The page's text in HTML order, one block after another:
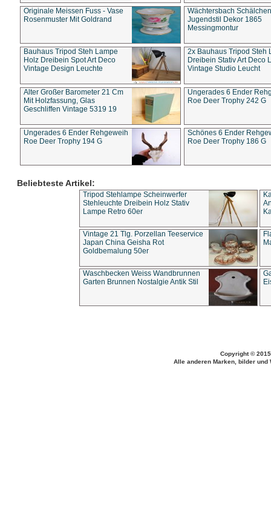
Originale Meissen Fuss - Vase
Rosenmuster Mit Goldrand
Wächtersbach Schälchen
Jugendstil Dekor 1865
Messingmontur
Bauhaus Tripod Steh Lampe
Holz Dreibein Spot Art Deco
Vintage Design Leuchte
2x Bauhaus Tripod Steh
Dreibein Stativ Art Deco
Vintage Studio Leucht
Alter Großer Barometer 21 Cm
Mit Holzfassung, Glas
Geschliffen Vintage 5319 19
Ungerades 6 Ender
Roe Deer Trophy 242 G
Ungerades 6 Ender Rehgeweih
Roe Deer Trophy 194 G
Schönes 6 Ender
Roe Deer Trophy 186 G
Beliebteste Artikel:
Tripod Stehlampe Scheinwerfer
Stehleuchte Dreibein Holz Stativ
Lampe Retro 60er
Vintage 21 Tlg. Porzellan Teeservice
Japan China Geisha Rot
Goldbemalung 50er
Waschbecken Weiss Wandbrunnen
Garten Brunnen Nostalgie Antik Stil
Copyright ©
Alle anderen Marken, bilder und